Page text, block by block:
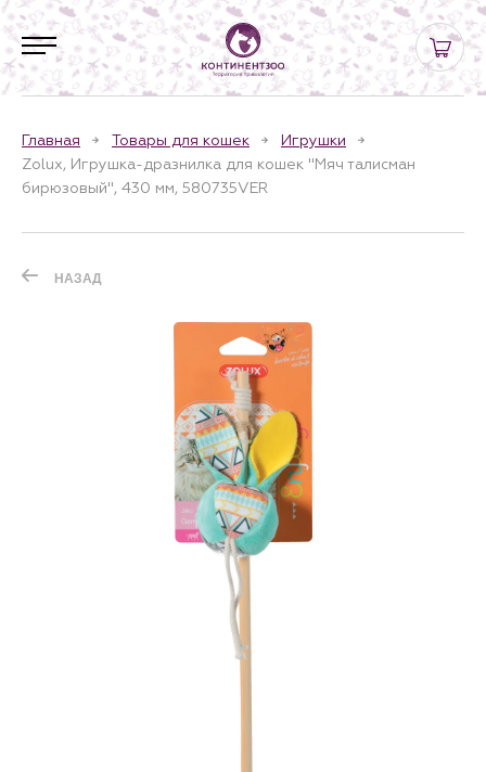
Главная Товары для кошек
Игрушки
Zolux, Игрушка-дразнилка для кошек "Мяч талисман
бирюзовый", 430 мм, 580735VER
НАЗАД